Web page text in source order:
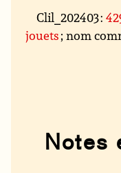
Clil_202403 :
jouets; nom
Notes